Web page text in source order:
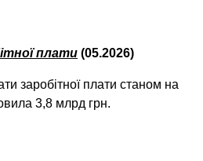
плати (05.2026)
заробітної плати станом на
3,8 млрд грн.